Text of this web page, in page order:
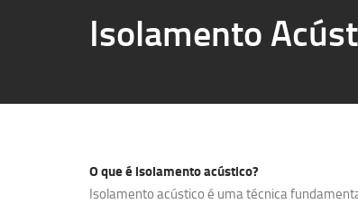
Isolamento
O que é isolamento acústico?
Isolamento acústico é uma técnica